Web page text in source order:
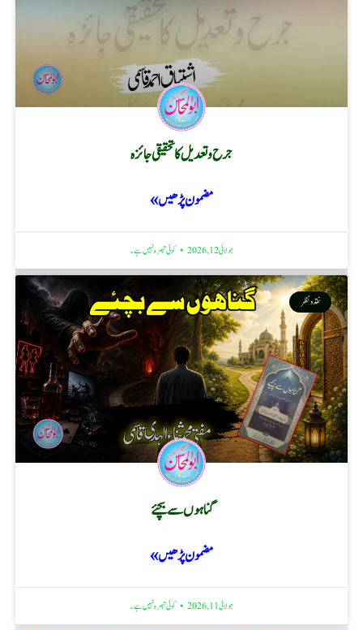
جرح و تعدیل کا تحقیقی جائزہ
مضمون پڑھیں »
جولائی 12, 2026 کوئی تبصرہ نہیں ہے۔
نقد ونظر
گناہوں سے بچئے
مضمون پڑھیں »
جولائی 11, 2026 کوئی تبصرہ نہیں ہے۔